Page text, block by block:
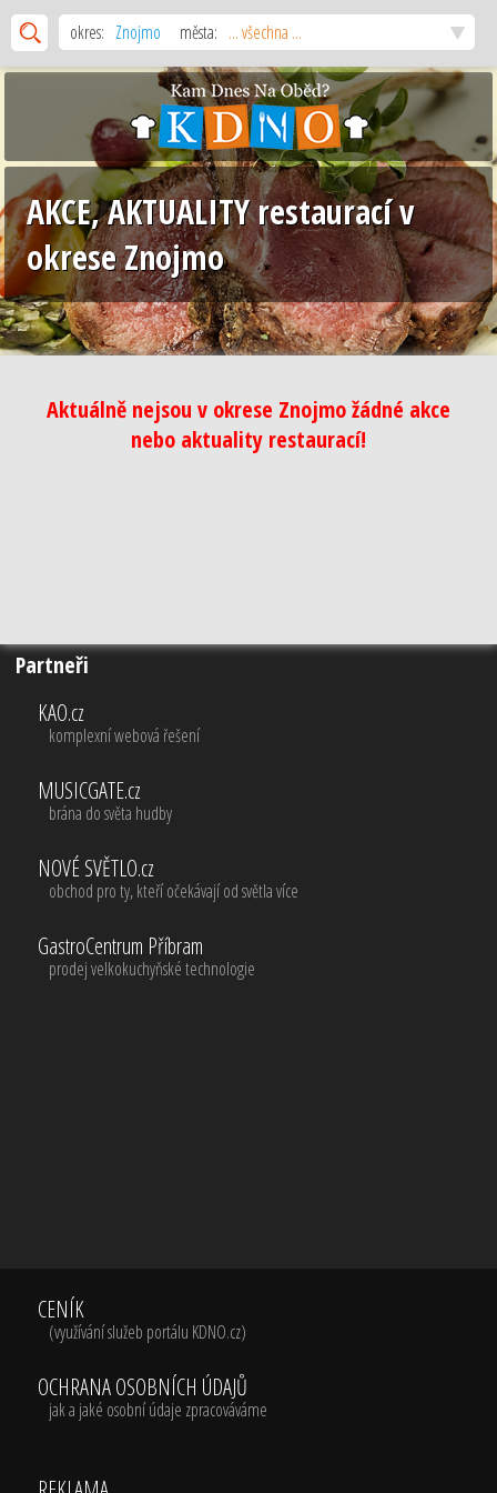
okres: Znojmo města: ... všechna ...
AKCE, AKTUALITY restaurací v
okrese Znojmo
Aktuálně nejsou v okrese Znojmo žádné akce
nebo aktuality restaurací!
Partneři
KAO.cz
komplexní webová řešení
MUSICGATE.cz
brána do světa hudby
NOVÉ SVĚTLO.cz
obchod pro ty, kteří očekávají od světla více
GastroCentrum Příbram
prodej velkokuchyňské technologie
CENÍK
(využívání služeb portálu KDNO.cz)
OCHRANA OSOBNÍCH ÚDAJŮ
jak a jaké osobní údaje zpracováváme